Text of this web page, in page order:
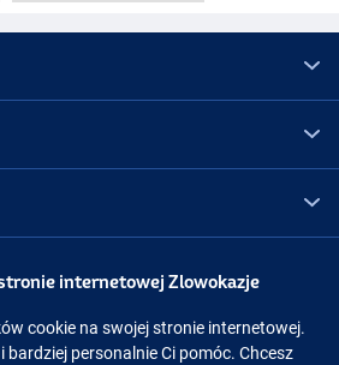
Facebook Instagram
internetowej Zlowokazje
cookie na swojej stronie internetowej.
bardziej personalnie Ci pomóc. Chcesz